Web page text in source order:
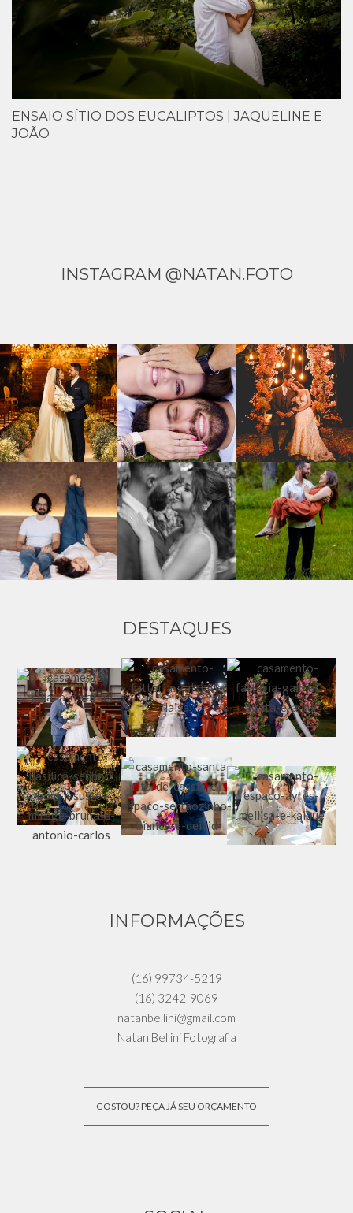
ENSAIO SÍTIO DOS EUCALIPTOS | JAQUELINE E
JOÃO
INSTAGRAM @NATAN.FOTO
DESTAQUES
INFORMAÇÕES
(16) 99734-5219
(16) 3242-9069
natanbellini@gmail.com
Natan Bellini Fotografia
GOSTOU? PEÇA JÁ SEU ORÇAMENTO